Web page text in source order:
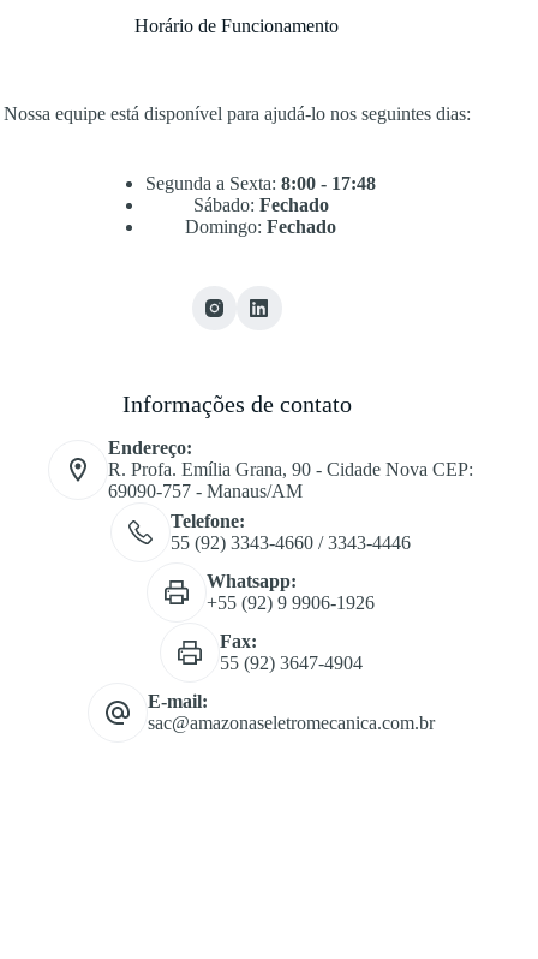
Horário de Funcionamento
Nossa equipe está disponível para ajudá-lo nos seguintes dias:
Segunda a Sexta:8:00 - 17:48
Sábado: Fechado
Domingo:Fechado
Informações de contato
Endereço:
R. Profa. Emília Grana, 90 - Cidade Nova CEP:
69090-757 - Manaus/AM
Telefone:
55 (92) 3343-4660 / 3343-4446
Whatsapp:
+55 (92) 9 9906-1926
Fax:
55 (92) 3647-4904
E-mail:
sac@amazonaseletromecanica.com.br